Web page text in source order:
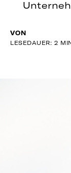
VON
LESEDAUER: 2